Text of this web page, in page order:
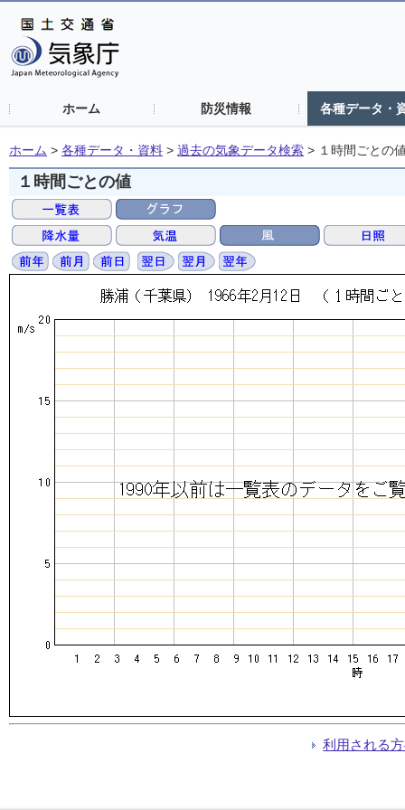
ホーム 防災情報 各種データ・
ホーム > 各種データ・資料 > 過去の気象データ検索 > １時間ごとの
１時間ごとの値
利用される